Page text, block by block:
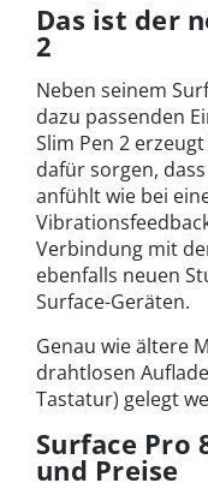
Das ist der
2
Neben seinem
dazu passenden
Slim Pen 2
dafür sorgen,
anfühlt wie bei
Verbindung mit
ebenfalls neuen
Surface-Geräten.
Genau wie ältere
drahtlosen
Tastatur) gelegt
Surface Pro
und Preise